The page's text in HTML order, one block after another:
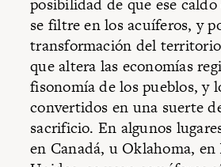
posibilidad de que ese
se filtre en los acuíferos, y
transformación del
que altera las economías
fisonomía de los pueblos, y
convertidos en una suerte
sacrificio. En algunos
en Canadá, u Oklahoma, en